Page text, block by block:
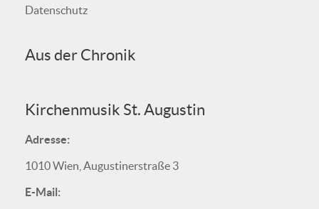
Datenschutz
Aus der Chronik
Kirchenmusik St. Augustin
Adresse:
1010 Wien, Augustinerstraße 3
E-Mail: